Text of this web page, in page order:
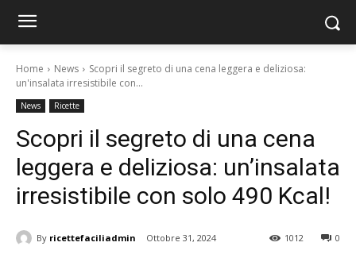
Home News
Scopri il segreto di una cena leggera e deliziosa:
un'insalata irresistibile con...
News Ricette
Scopri il segreto di una cena
leggera e deliziosa: un’insalata
irresistibile con solo 490 Kcal!
By ricettefaciliadmin Ottobre 31, 2024 0
1012